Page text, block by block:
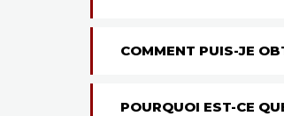
COMMENT PUIS-JE
POURQUOI EST-CE